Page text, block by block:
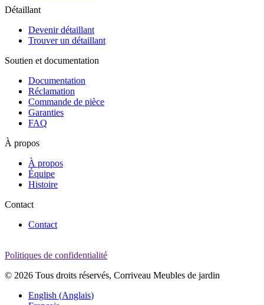
Détaillant
Devenir détaillant
Trouver un détaillant
Soutien et documentation
Documentation
Réclamation
Commande de pièce
Garanties
FAQ
À propos
À propos
Équipe
Histoire
Contact
Contact
Politiques de confidentialité
© 2026 Tous droits réservés, Corriveau Meubles de jardin
English (Anglais)